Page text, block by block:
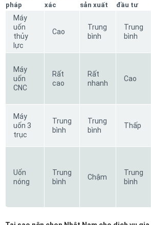
pháp
xác
sản xuất
đầu tư
Máy
uốn
thủy
lực
Cao
Trung
bình
Trung
bình
Máy
uốn
CNC
Rất
cao
Rất
nhanh
Cao
Máy
uốn 3
trục
Trung
bình
Trung
bình
Thấp
Uốn
nóng
Trung
bình
Chậm
Trung
bình